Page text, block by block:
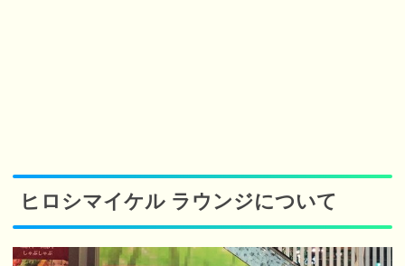
ヒロシマイケル ラウンジについて